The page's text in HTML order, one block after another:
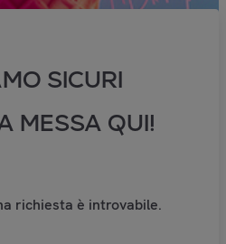
SICURI
MESSA QUI!
richiesta è introvabile.